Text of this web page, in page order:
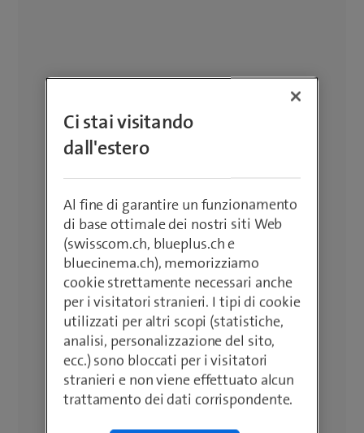
Ci stai visitando
dall'estero
Al fine di garantire un funzionamento
di base ottimale dei nostri siti Web
(swisscom.ch, blueplus.ch e
bluecinema.ch), memorizziamo
cookie strettamente necessari anche
per i visitatori stranieri. I tipi di cookie
utilizzati per altri scopi (statistiche,
analisi, personalizzazione del sito,
ecc.) sono bloccati per i visitatori
stranieri e non viene effettuato alcun
trattamento dei dati corrispondente.